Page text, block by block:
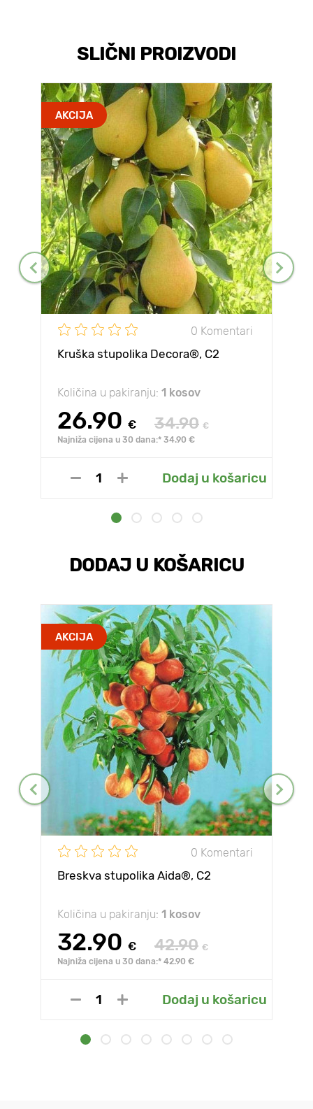
SLIČNI PROIZVODI
AKCIJA
0 Komentari
Kruška stupolika Decora®, C2
Količina u pakiranju: 1 kosov
26.90 € 34.90 €
Najniža cijena u 30 dana:* 34.90 €
Dodaj u košaricu
DODAJ U KOŠARICU
AKCIJA
0 Komentari
Breskva stupolika Aida®, C2
Količina u pakiranju: 1 kosov
32.90 € 42.90 €
Najniža cijena u 30 dana:* 42.90 €
Dodaj u košaricu